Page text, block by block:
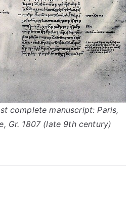
complete manuscript: Paris,
Gr. 1807 (late 9th century)